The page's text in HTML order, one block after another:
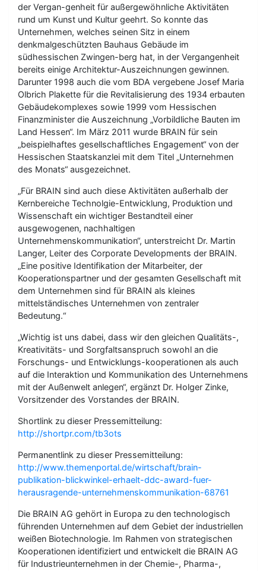
der Vergan-genheit für außergewöhnliche Aktivitäten
rund um Kunst und Kultur geehrt. So konnte das
Unternehmen, welches seinen Sitz in einem
denkmalgeschützten Bauhaus Gebäude im
südhessischen Zwingen-berg hat, in der Vergangenheit
bereits einige Architektur-Auszeichnungen gewinnen.
Darunter 1998 auch die vom BDA vergebene Josef Maria
Olbrich Plakette für die Revitalisierung des 1934 erbauten
Gebäudekomplexes sowie 1999 vom Hessischen
Finanzminister die Auszeichnung „Vorbildliche Bauten im
Land Hessen“. Im März 2011 wurde BRAIN für sein
„beispielhaftes gesellschaftliches Engagement“ von der
Hessischen Staatskanzlei mit dem Titel „Unternehmen
des Monats“ ausgezeichnet.
„Für BRAIN sind auch diese Aktivitäten außerhalb der
Kernbereiche Technolgie-Entwicklung, Produktion und
Wissenschaft ein wichtiger Bestandteil einer
ausgewogenen, nachhaltigen
Unternehmenskommunikation“, unterstreicht Dr. Martin
Langer, Leiter des Corporate Developments der BRAIN.
„Eine positive Identifikation der Mitarbeiter, der
Kooperationspartner und der gesamten Gesellschaft mit
dem Unternehmen sind für BRAIN als kleines
mittelständisches Unternehmen von zentraler
Bedeutung.“
„Wichtig ist uns dabei, dass wir den gleichen Qualitäts-,
Kreativitäts- und Sorgfaltsanspruch sowohl an die
Forschungs- und Entwicklungs-kooperationen als auch
auf die Interaktion und Kommunikation des Unternehmens
mit der Außenwelt anlegen“, ergänzt Dr. Holger Zinke,
Vorsitzender des Vorstandes der BRAIN.
Shortlink zu dieser Pressemitteilung:
http://shortpr.com/tb3ots
Permanentlink zu dieser Pressemitteilung:
http://www.themenportal.de/wirtschaft/brain-
publikation-blickwinkel-erhaelt-ddc-award-fuer-
herausragende-unternehmenskommunikation-68761
Die BRAIN AG gehört in Europa zu den technologisch
führenden Unternehmen auf dem Gebiet der industriellen
weißen Biotechnologie. Im Rahmen von strategischen
Kooperationen identifiziert und entwickelt die BRAIN AG
für Industrieunternehmen in der Chemie-, Pharma-,